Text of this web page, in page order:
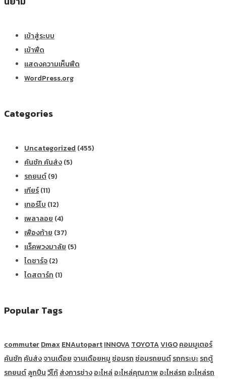
เข้าสู่ระบบ
เข้าฟีด
แสดงความเห็นฟีด
WordPress.org
Categories
Uncategorized (455)
คันชัก คันส่ง(5)
รถยนต์(9)
เกียร์(11)
เทอร์โบ (12)
เพลาลอย (4)
เฟืองท้าย (37)
แร็คพวงมาลัย (5)
ไดชาร์จ(2)
ไดสตาร์ท (1)
Popular Tags
commuterDmaxENAutopartINNOVATOYOTAVIGOคอมมูเตอร์
คันชักคันส่งจานเดือยจานเดือยหมูซ่อมรถซ่อมรถยนต์รถกระบะรถตู้
รถยนต์ลูกปืนวีโก้ส่งการช่างอะไหล่อะไหล่คุณภาพอะไหล่รถอะไหล่รถ